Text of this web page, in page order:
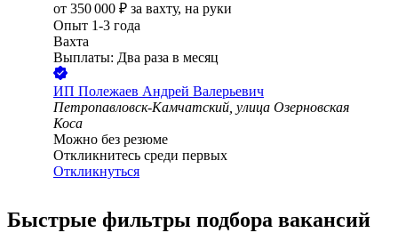
от 350 000 ₽ за вахту, на руки
Опыт 1-3 года
Вахта
Выплаты: Два раза в месяц
ИП Полежаев Андрей Валерьевич
Петропавловск-Камчатский, улица Озерновская
Коса
Можно без резюме
Откликнитесь среди первых
Откликнуться
Быстрые фильтры подбора вакансий